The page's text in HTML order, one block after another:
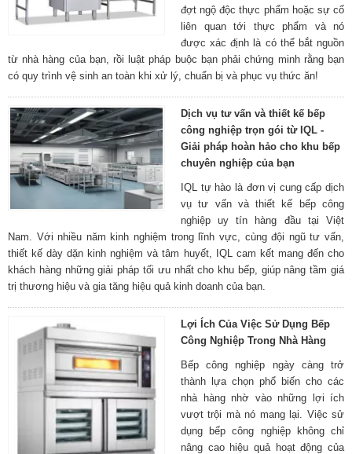
đợt ngộ độc thực phẩm hoặc sự cố
liên quan tới thực phẩm và nó
được xác định là có thể bắt nguồn
từ nhà hàng của bạn, rồi luật pháp buộc bạn phải chứng minh rằng bạn
có quy trình vệ sinh an toàn khi xử lý, chuẩn bị và phục vụ thức ăn!
Dịch vụ tư vấn và thiết kế bếp
công nghiệp trọn gói từ IQL -
Giải pháp hoàn hảo cho khu bếp
chuyên nghiệp của bạn
IQL tự hào là đơn vị cung cấp dịch
vụ tư vấn và thiết kế bếp công
nghiệp uy tín hàng đầu tại Việt
Nam. Với nhiều năm kinh nghiệm trong lĩnh vực, cùng đội ngũ tư vấn,
thiết kế dày dặn kinh nghiệm và tâm huyết, IQL cam kết mang đến cho
khách hàng những giải pháp tối ưu nhất cho khu bếp, giúp nâng tầm giá
trị thương hiệu và gia tăng hiệu quả kinh doanh của bạn.
Lợi Ích Của Việc Sử Dụng Bếp
Công Nghiệp Trong Nhà Hàng
Bếp công nghiệp ngày càng trở
thành lựa chọn phổ biến cho các
nhà hàng nhờ vào những lợi ích
vượt trội mà nó mang lại. Việc sử
dụng bếp công nghiệp không chỉ
nâng cao hiệu quả hoạt động của